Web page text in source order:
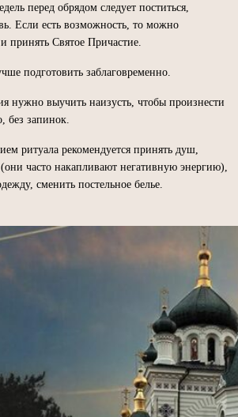
перед обрядом следует поститься,
Если есть возможность, то можно
принять Святое Причастие.
подготовить заблаговременно.
нужно выучить наизусть, чтобы произнести
без запинок.
ритуала рекомендуется принять душ,
часто накапливают негативную энергию),
сменить постельное белье.